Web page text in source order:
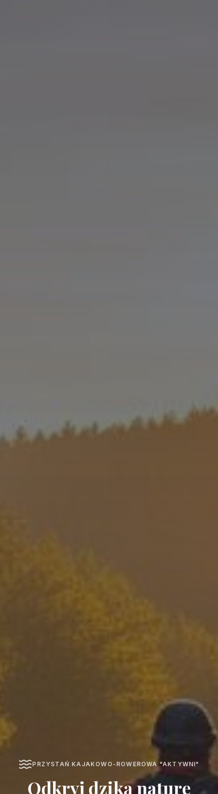
PRZYSTAŃ KAJAKOWO-ROWEROWA "AKTYWNI"
Odkryj dziką naturę